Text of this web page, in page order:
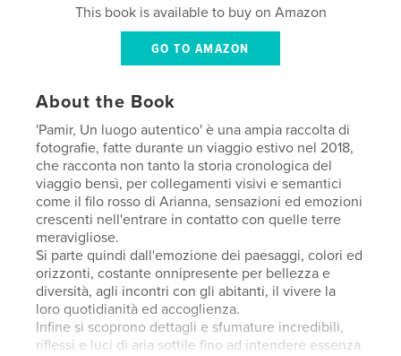
This book is available to buy on Amazon
GO TO AMAZON
About the Book
'Pamir, Un luogo autentico' è una ampia raccolta di
fotografie, fatte durante un viaggio estivo nel 2018,
che racconta non tanto la storia cronologica del
viaggio bensì, per collegamenti visivi e semantici
come il filo rosso di Arianna, sensazioni ed emozioni
crescenti nell'entrare in contatto con quelle terre
meravigliose.
Si parte quindi dall'emozione dei paesaggi, colori ed
orizzonti, costante onnipresente per bellezza e
diversità, agli incontri con gli abitanti, il vivere la
loro quotidianità ed accoglienza.
Infine si scoprono dettagli e sfumature incredibili,
riflessi e luci di aria sottile fino ad intendere essenza